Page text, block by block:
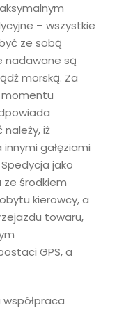
– wszystkie
ze sobą
nadawane są
morską. Za
momentu
iż
gałęziami
jako
ze środkiem
kierowcy, a
towaru,
GPS, a